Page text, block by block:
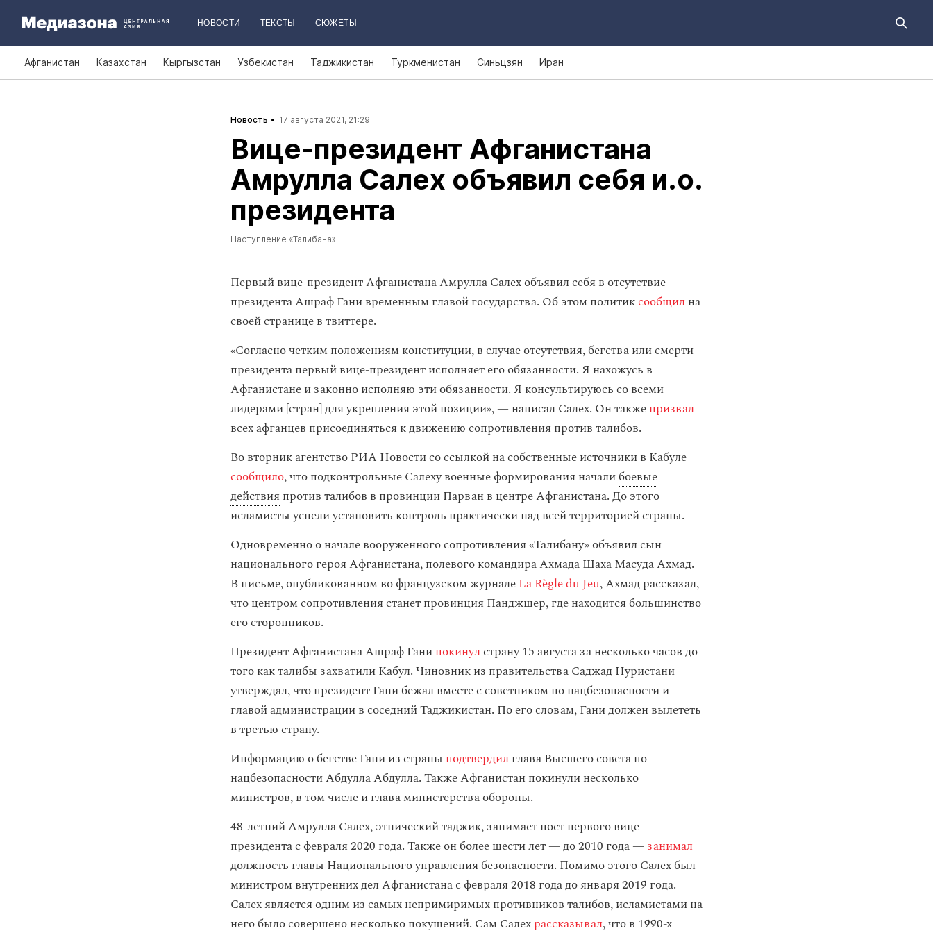
НОВОСТИ ТЕКСТЫ СЮЖЕТЫ
Афганистан Казахстан Кыргызстан Узбекистан Таджикистан Туркменистан Синьцзян Иран
Новость 17 августа 2021, 21:29
Вице‑президент Афганистана
Амрулла Салех объявил себя и.о.
президента
Наступление «Талибана»
Первый вице-президент Афганистана Амрулла Салех объявил себя в отсутствие
президента Ашраф Гани временным главой государства. Об этом политиксообщил на
своей странице в твиттере.
«Согласно четким положениям конституции, в случае отсутствия, бегства или смерти
президента первый вице-президент исполняет его обязанности. Я нахожусь в
Афганистане и законно исполняю эти обязанности. Я консультируюсь со всеми
лидерами [стран] для укрепления этой позиции», — написал Салех. Он такжепризвал
всех афганцев присоединяться к движению сопротивления против талибов.
Во вторник агентство РИА Новости со ссылкой на собственные источники в Кабуле
сообщило, что подконтрольные Салеху военные формирования началибоевые
действия против талибов в провинции Парван в центре Афганистана. До этого
исламисты успели установить контроль практически над всей территорией страны.
Одновременно о начале вооруженного сопротивления «Талибану» объявил сын
национального героя Афганистана, полевого командира Ахмада Шаха Масуда Ахмад.
В письме, опубликованном во французском журналеLa Règle du Jeu, Ахмад рассказал,
что центром сопротивления станет провинция Панджшер, где находится большинство
его сторонников.
Президент Афганистана Ашраф Ганипокинулстрану 15 августа за несколько часов до
того как талибы захватили Кабул. Чиновник из правительства Саджад Нуристани
утверждал, что президент Гани бежал вместе с советником по нацбезопасности и
главой администрации в соседний Таджикистан. По его словам, Гани должен вылететь
в третью страну.
Информацию о бегстве Гани из страны подтвердил глава Высшего совета по
нацбезопасности Абдулла Абдулла. Также Афганистан покинули несколько
министров, в том числе и глава министерства обороны.
48-летний Амрулла Салех, этнический таджик, занимает пост первого вице-
президента с февраля 2020 года. Также он более шести лет — до 2010 года —занимал
должность главы Национального управления безопасности. Помимо этого Салех был
министром внутренних дел Афганистана с февраля 2018 года до января 2019 года.
Салех является одним из самых непримиримых противников талибов, исламистами на
него было совершено несколько покушений. Сам Салехрассказывал, что в 1990-х